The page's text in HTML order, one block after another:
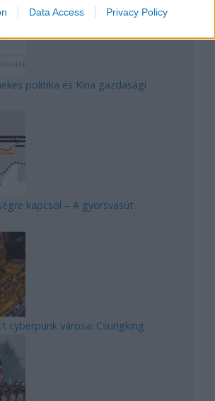
Data Access Privacy Policy
politika és Kína gazdasági
kapcsol – A gyorsvasút
cyberpunk városa: Csungking